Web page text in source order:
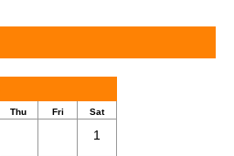
Thu Fri Sat
1